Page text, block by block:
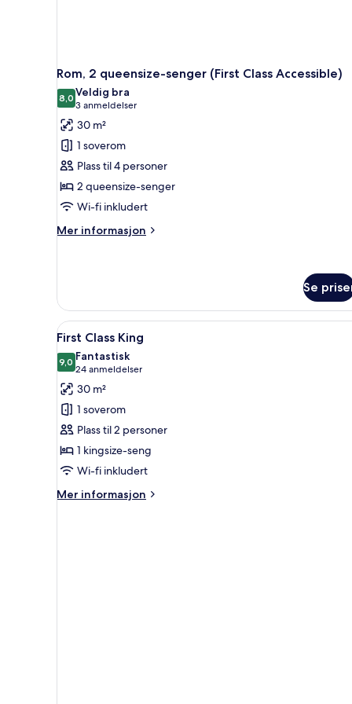
Rom, 2 queensize-senger (First Class Accessible)
8,08,0 av 10
Veldig bra
3 anmeldelser
(3
anmeldelser)
30 m²
1 soverom
Plass til 4 personer
2 queensize-senger
Wi-fi inkludert
Mer informasjon
Mer
queensize-
senger
(First
Class
Accessible)
Se
Åpne
alle
bildene
av
First
Class
King
First Class King | Sengetøy
1
First Class King
9,09,0 av 10
Fantastisk
24 anmeldelser
(24
anmeldelser)
30 m²
1 soverom
Plass til 2 personer
1 kingsize-seng
Wi-fi inkludert
Mer informasjon
Mer